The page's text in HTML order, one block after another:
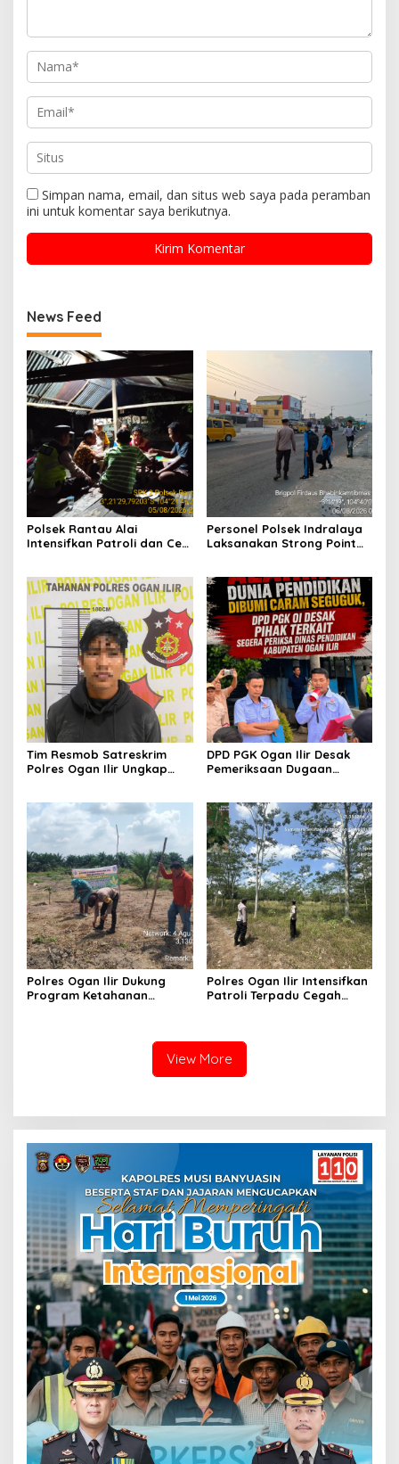
Simpan nama, email, dan situs web saya pada peramban
ini untuk komentar saya berikutnya.
News Feed
Polsek Rantau Alai
Intensifkan Patroli dan Cek
Personel Polsek Indralaya
Laksanakan Strong Point
Masuk Sekolah
Tim Resmob Satreskrim
Polres Ogan Ilir Ungkap
Terduga Pelaku Diamankan
DPD PGK Ogan Ilir Desak
Pemeriksaan Dugaan
Proses Berjalan
Transparan
Polres Ogan Ilir Dukung
Program Ketahanan
Polres Ogan Ilir Intensifkan
Patroli Terpadu Cegah
View More